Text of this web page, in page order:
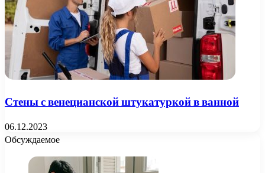
Стены с венецианской штукатуркой в ванной
06.12.2023
Обсуждаемое